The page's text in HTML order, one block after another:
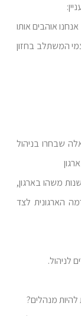
אוהבים אותו
המשתלב בחזון
שבחרו בניהול
משהו בארגון,
הארגונית לצד
לניהול.
מנהלים?